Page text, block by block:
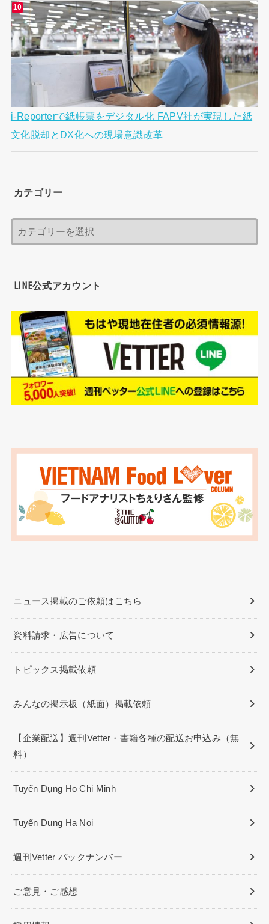
i-Reporterで紙帳票をデジタル化 FAPV社が実現した紙
文化脱却とDX化への現場意識改革
カテゴリー
LINE公式アカウント
ニュース掲載のご依頼はこちら
資料請求・広告について
トピックス掲載依頼
みんなの掲示板（紙面）掲載依頼
【企業配送】週刊Vetter・書籍各種の配送お申込み（無
料）
Tuyển Dụng Ho Chi Minh
Tuyển Dụng Ha Noi
週刊Vetter バックナンバー
ご意見・ご感想